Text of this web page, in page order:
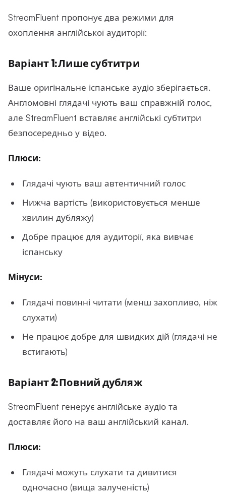
StreamFluent пропонує два режими для
охоплення англійської аудиторії:
Варіант 1: Лише субтитри
Ваше оригінальне іспанське аудіо зберігається.
Англомовні глядачі чують ваш справжній голос,
але StreamFluent вставляє англійські субтитри
безпосередньо у відео.
Плюси:
Глядачі чують ваш автентичний голос
Нижча вартість (використовується менше
хвилин дубляжу)
Добре працює для аудиторії, яка вивчає
іспанську
Мінуси:
Глядачі повинні читати (менш захопливо, ніж
слухати)
Не працює добре для швидких дій (глядачі не
встигають)
Варіант 2: Повний дубляж
StreamFluent генерує англійське аудіо та
доставляє його на ваш англійський канал.
Плюси:
Глядачі можуть слухати та дивитися
одночасно (вища залученість)